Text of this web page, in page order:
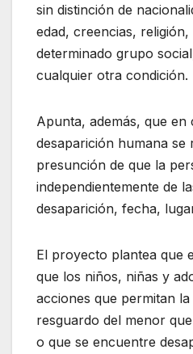
sin distinción de
edad, creencias,
determinado grupo
cualquier otra condición.
Apunta, además, que en
desaparición humana se
presunción de que la
independientemente de
desaparición, fecha,
El proyecto plantea que
que los niños, niñas y
acciones que permitan
resguardo del menor
o que se encuentre